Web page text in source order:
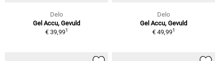
Delo
Gel Accu, Gevuld
€ 39,991
Delo
Gel Accu, Gevuld
€ 49,991